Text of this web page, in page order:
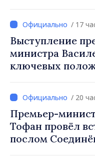
снижение
нагрузки на
стимулирование
инвестиций и
справедливое
/ 17
Выступление
министра
ключевых
2027 год
/ 20
Премьер-
Тофан провёл
послом